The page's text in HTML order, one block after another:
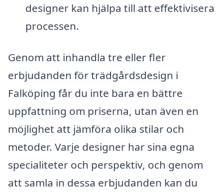
designer kan hjälpa till att effektivisera
processen.
Genom att inhandla tre eller fler
erbjudanden för trädgårdsdesign i
Falköping får du inte bara en bättre
uppfattning om priserna, utan även en
möjlighet att jämföra olika stilar och
metoder. Varje designer har sina egna
specialiteter och perspektiv, och genom
att samla in dessa erbjudanden kan du